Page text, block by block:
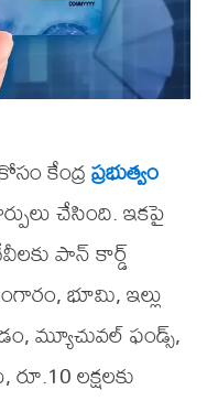
కేంద్రప్రభుత్వం
చేసింది. ఇకపై
పాన్ కార్డ్
భూమి, ఇల్లు
మ్యూచువల్ ఫండ్స్,
రూ.10 లక్షలకు